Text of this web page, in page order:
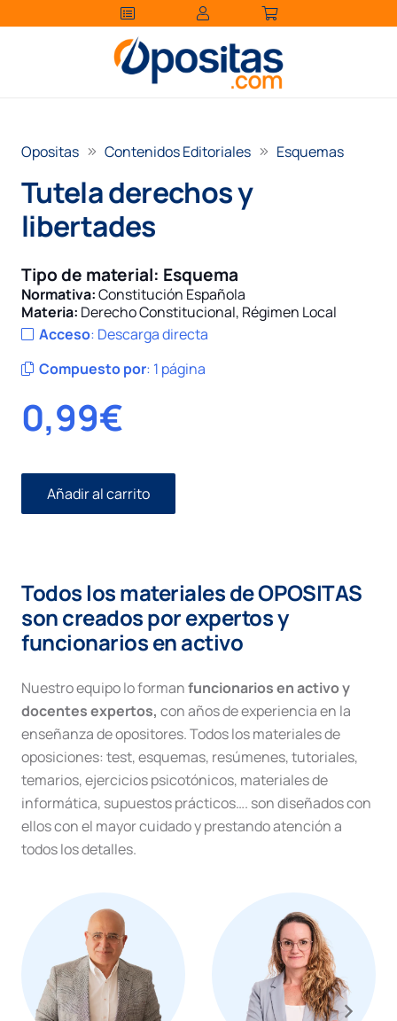
Opositas Contenidos Editoriales Esquemas
Tutela derechos y
libertades
Tipo de material: Esquema
Normativa:Constitución Española
Materia: Derecho Constitucional, Régimen Local
Acceso: Descarga directa
Compuesto por: 1 página
0,99€
Tutela
derechos
Añadir al carrito
Todos los materiales de OPOSITAS
son creados por expertos y
funcionarios en activo
Nuestro equipo lo formanfuncionarios en activo y
docentes expertos, con años de experiencia en la
enseñanza de opositores. Todos los materiales de
oposiciones: test, esquemas, resúmenes, tutoriales,
temarios, ejercicios psicotónicos, materiales de
informática, supuestos prácticos…. son diseñados con
ellos con el mayor cuidado y prestando atención a
todos los detalles.